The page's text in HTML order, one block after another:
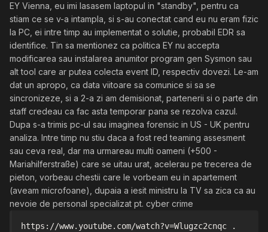
EY Vienna, eu imi lasasem laptopul in "standby", pentru ca
stiam ce se v-a intampla, si s-au conectat cand eu nu eram fizic
la PC, ei intre timp au implementat o solutie, probabil EDR sa
identifice. Tin sa mentionez ca politica EY nu accepta
modificarea sau instalarea anumitor program gen Sysmon sau
alt tool care ar putea colecta event ID, respectiv dovezi. Le-am
dat un apropo, ca data viitoare sa comunice si sa se
sincronizeze, si a 2-a zi am demisionat, partenerii si o parte din
staff credeau ca fac asta temporar pana se rezolva cazul.
Dupa s-a trimis pc-ul sau imaginea forensic in US - UK pentru
analiza. Intre timp nu stiu daca a fost red teaming assesment
sau ceva real, dar ma urmareau multi oameni (+500 -
Mariahilferstraße) care se uitau urat, acelerau pe trecerea de
pieton, vorbeau chestii care le vorbeam eu in apartement
(aveam microfoane), dupaia a iesit ministru la TV sa zica ca au
nevoie de personal specializat pt. cyber crime
https://www.youtube.com/watch?v=Wlugzc2cnqc .